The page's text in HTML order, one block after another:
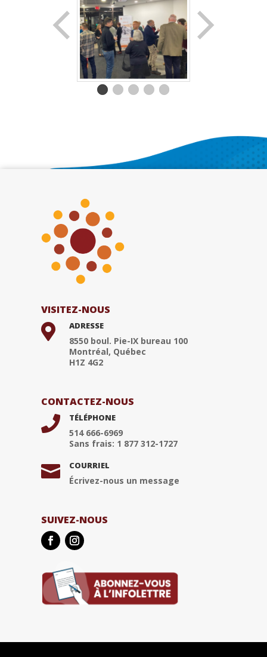
VISITEZ-NOUS
 ADRESSE
8550 boul. Pie-IX bureau 100
Montréal, Québec
H1Z 4G2
CONTACTEZ-NOUS
 TÉLÉPHONE
514 666-6969
Sans frais: 1 877 312-1727
 COURRIEL
Écrivez-nous un message
SUIVEZ-NOUS